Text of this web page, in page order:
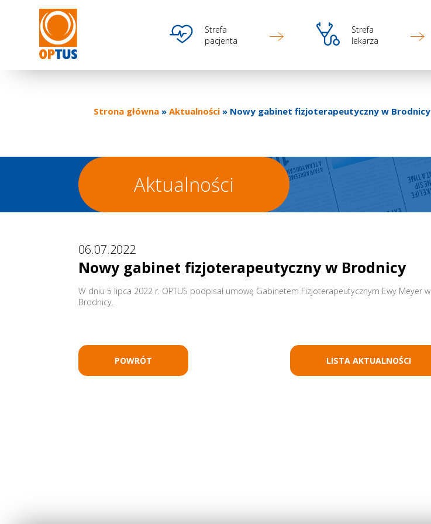
Przejdź
Optus
main
Strefa
pacjenta
Ikona
Strefa
lekarza
Ikona
Strona główna Aktualności Nowy gabinet fizjoterapeutyczny w Brodnicy
Aktualności
06.07.2022
Nowy gabinet fizjoterapeutyczny w Brodnicy
W dniu 5 lipca 2022 r. OPTUS podpisał umowę Gabinetem Fizjoterapeutycznym Ewy Meyer w
Brodnicy.
POWRÓT LISTA AKTUALNOŚCI